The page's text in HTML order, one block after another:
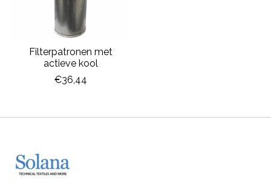
Filterpatronen met
actieve kool
€36,44